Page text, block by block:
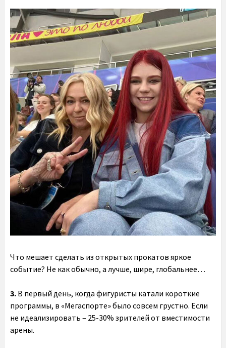
Что мешает сделать из открытых прокатов яркое
событие? Не как обычно, а лучше, шире, глобальнее…
3. В первый день, когда фигуристы катали короткие
программы, в «Мегаспорте» было совсем грустно. Если
не идеализировать – 25-30% зрителей от вместимости
арены.